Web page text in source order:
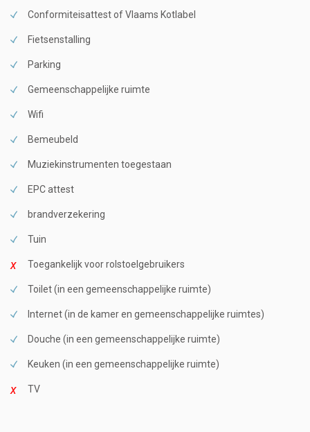
Conformiteisattest of Vlaams Kotlabel
Fietsenstalling
Parking
Gemeenschappelijke ruimte
Wifi
Bemeubeld
Muziekinstrumenten toegestaan
EPC attest
brandverzekering
Tuin
Toegankelijk voor rolstoelgebruikers
Toilet (in een gemeenschappelijke ruimte)
Internet (in de kamer en gemeenschappelijke ruimtes)
Douche (in een gemeenschappelijke ruimte)
Keuken (in een gemeenschappelijke ruimte)
TV